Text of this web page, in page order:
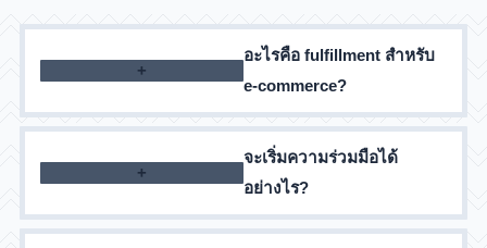
อะไรคือ fulfillment สำหรับ
e-commerce?
เป็นชุดบริการสำหรับผู้ขายออนไลน์: การจัดเก็บ การ
บรรจุ และการจัดส่งคำสั่งซื้อจะเริ่มความร่วมมือได้
อย่างไร?
กรุณาส่งคำขอในเว็บไซต์ ผู้จัดการของเราจะติดต่อคุณ